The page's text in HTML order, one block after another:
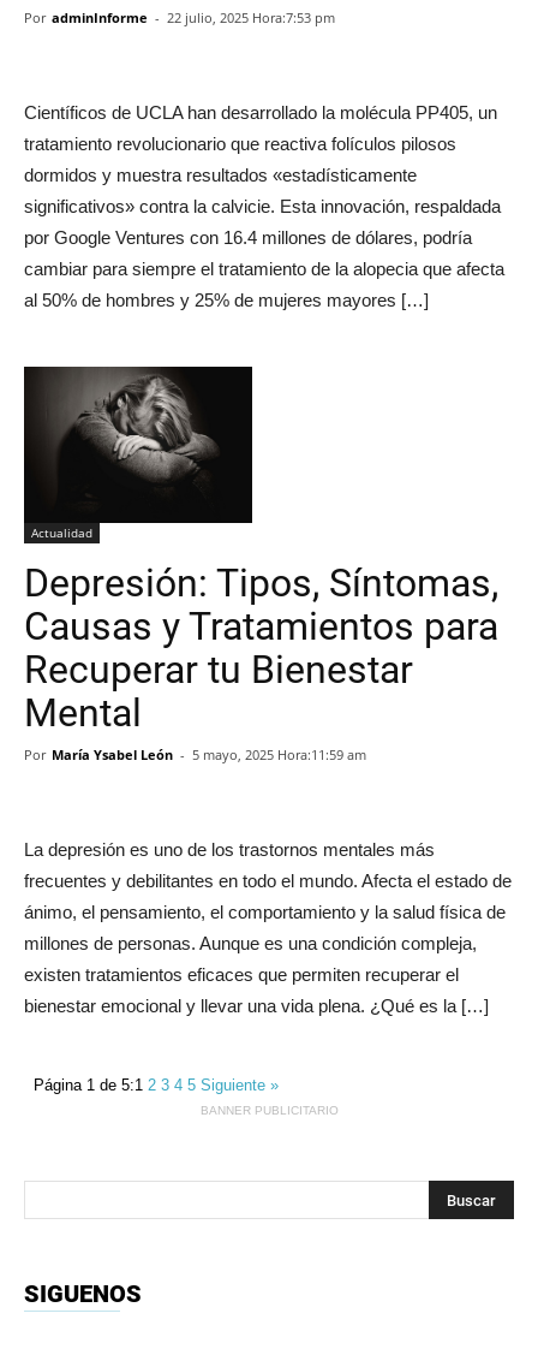
Por adminInforme - 22 julio, 2025 Hora:7:53 pm
Científicos de UCLA han desarrollado la molécula PP405, un
tratamiento revolucionario que reactiva folículos pilosos
dormidos y muestra resultados «estadísticamente
significativos» contra la calvicie. Esta innovación, respaldada
por Google Ventures con 16.4 millones de dólares, podría
cambiar para siempre el tratamiento de la alopecia que afecta
al 50% de hombres y 25% de mujeres mayores […]
Actualidad
Depresión: Tipos, Síntomas,
Causas y Tratamientos para
Recuperar tu Bienestar
Mental
Por María Ysabel León - 5 mayo, 2025 Hora:11:59 am
La depresión es uno de los trastornos mentales más
frecuentes y debilitantes en todo el mundo. Afecta el estado de
ánimo, el pensamiento, el comportamiento y la salud física de
millones de personas. Aunque es una condición compleja,
existen tratamientos eficaces que permiten recuperar el
bienestar emocional y llevar una vida plena. ¿Qué es la […]
Página 1 de 5:1 2345Siguiente »
BANNER PUBLICITARIO
SIGUENOS